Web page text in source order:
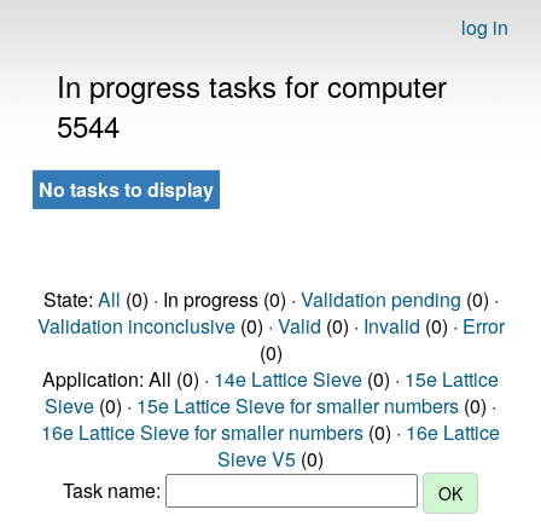
log in
In progress tasks for computer
5544
No tasks to display
State: All (0) · In progress (0) · Validation pending (0) ·
Validation inconclusive(0) · Valid (0) · Invalid (0) · Error
(0)
Application: All (0) · 14e Lattice Sieve (0) · 15e Lattice
Sieve (0) · 15e Lattice Sieve for smaller numbers (0) ·
16e Lattice Sieve for smaller numbers (0) · 16e Lattice
Sieve V5 (0)
Task name: